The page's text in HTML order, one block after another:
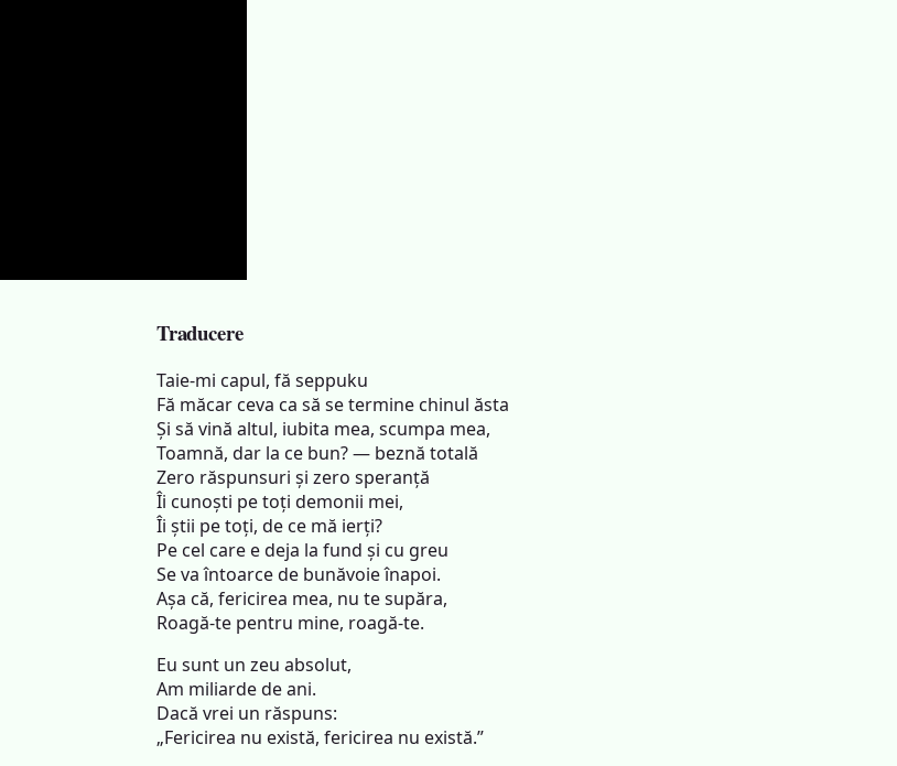
Traducere
Taie-mi capul, fă seppuku
Fă măcar ceva ca să se termine chinul ăsta
Și să vină altul, iubita mea, scumpa mea,
Toamnă, dar la ce bun? — beznă totală
Zero răspunsuri și zero speranță
Îi cunoști pe toți demonii mei,
Îi știi pe toți, de ce mă ierți?
Pe cel care e deja la fund și cu greu
Se va întoarce de bunăvoie înapoi.
Așa că, fericirea mea, nu te supăra,
Roagă-te pentru mine, roagă-te.
Eu sunt un zeu absolut,
Am miliarde de ani.
Dacă vrei un răspuns:
„Fericirea nu există, fericirea nu există.”